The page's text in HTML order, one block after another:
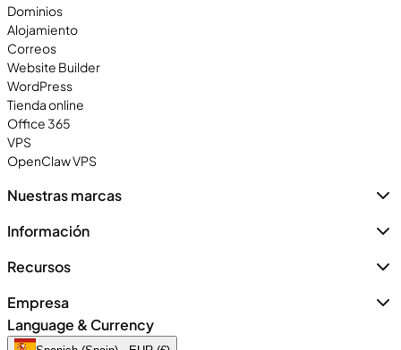
Dominios
Alojamiento
Correos
Website Builder
WordPress
Tienda online
Office 365
VPS
OpenClaw VPS
Nuestras marcas
Información
Recursos
Empresa
Language & Currency